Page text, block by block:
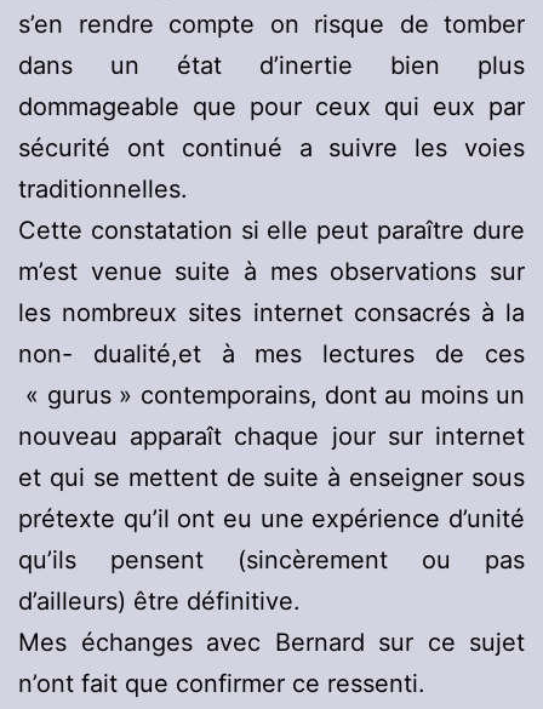
s’en rendre compte on risque de tomber
dans un état d’inertie bien plus
dommageable que pour ceux qui eux par
sécurité ont continué a suivre les voies
traditionnelles.
Cette constatation si elle peut paraître dure
m’est venue suite à mes observations sur
les nombreux sites internet consacrés à la
non- dualité,et à mes lectures de ces
« gurus » contemporains, dont au moins un
nouveau apparaît chaque jour sur internet
et qui se mettent de suite à enseigner sous
prétexte qu’il ont eu une expérience d’unité
qu’ils pensent (sincèrement ou pas
d’ailleurs) être définitive.
Mes échanges avec Bernard sur ce sujet
n’ont fait que confirmer ce ressenti.